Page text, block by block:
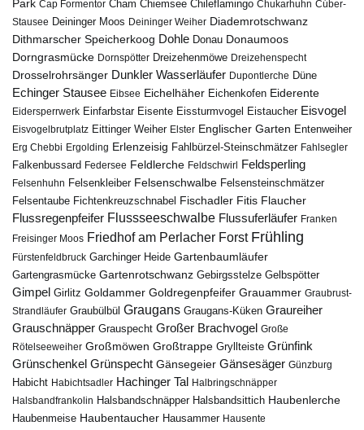
Park Cap Formentor Cham Chiemsee Chileflamingo Chukarhuhn Cúber-
Stausee Deininger Moos Deininger Weiher Diademrotschwanz
Dithmarscher Speicherkoog Dohle Donau Donaumoos
Dorngrasmücke Dornspötter Dreizehenmöwe Dreizehenspecht
Drosselrohrsänger Dunkler Wasserläufer Dupontlerche Düne
Echinger Stausee Eibsee Eichelhäher Eichenkofen Eiderente
Eidersperrwerk Einfarbstar Eisente Eissturmvogel Eistaucher Eisvogel
Eisvogelbrutplatz Eittinger Weiher Elster Englischer Garten Entenweiher
Erg Chebbi Ergolding Erlenzeisig Fahlbürzel-Steinschmätzer Fahlsegler
Falkenbussard Federsee Feldlerche Feldschwirl Feldsperling
Felsenhuhn Felsenkleiber Felsenschwalbe Felsensteinschmätzer
Felsentaube Fichtenkreuzschnabel Fischadler Fitis Flaucher
Flussregenpfeifer Flussseeschwalbe Flussuferläufer Franken
Freisinger Moos Friedhof am Perlacher Forst Frühling
Fürstenfeldbruck Garchinger Heide Gartenbaumläufer
Gartengrasmücke Gartenrotschwanz Gebirgsstelze Gelbspötter
Gimpel Girlitz Goldammer Goldregenpfeifer Grauammer Graubrust-
Strandläufer Graubülbül Graugans Graugans-Küken Graureiher
Grauschnäpper Grauspecht Großer Brachvogel Große
Rötelseeweiher Großmöwen Großtrappe Gryllteiste Grünfink
Grünschenkel Grünspecht Gänsegeier Gänsesäger Günzburg
Habicht Habichtsadler Hachinger Tal Halbringschnäpper
Halsbandfrankolin Halsbandschnäpper Halsbandsittich Haubenlerche
Haubenmeise Haubentaucher Hausammer Hausente